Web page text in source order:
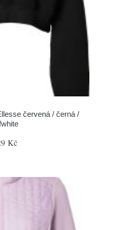
červená / černá /
Kč